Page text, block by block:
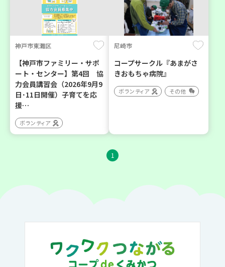
神戸市東灘区
【神戸市ファミリー・サポ
ート・センター】第4回 協
力会員講習会（2026年9月9
日･11日開催）子育てを応
援…
ボランティア
尼崎市
コープサークル『あまがさ
きおもちゃ病院』
ボランティア その他
1